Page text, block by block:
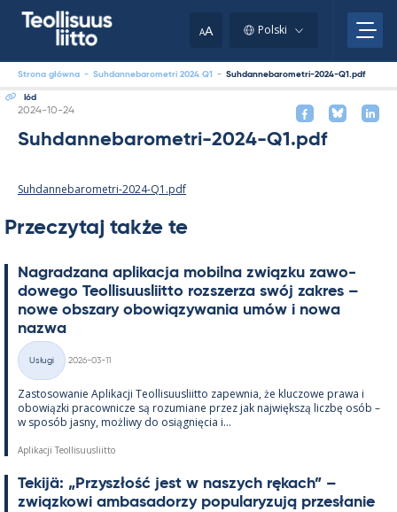
AA Polski
Strona główna - Suhdannebarometri 2024 Q1 - Suhdannebarometri-2024-Q1.pdf
lód
Kirjoitettu
2024-10-24
Suhdannebarometri-2024-Q1.pdf
Suhdannebarometri-2024-Q1.pdf
Przeczytaj także te
Na­gradzana apli­kacja mo­bilna związku zawo­
dowego Teol­li­suus­liitto rozszerza swój za­kres –
nowe obszary obowiązywa­nia umów i nowa
nazwa
Kategorie
Usługi
2026-03-11
Zas­to­sowa­nie Apli­kacji Teol­li­suus­liitto za­pew­nia, że kluczowe prawa i
obowiązki pracow­nicze są rozu­miane przez jak największą liczbę osób –
w sposób jasny, moż­liwy do osiąg­nięcia i...
Aplikacji Teollisuusliitto
Te­kijä: „Przyszłość jest w naszych rę­kach” –
związ­kowi am­ba­sa­dorzy po­pu­la­ryzują przesła­nie